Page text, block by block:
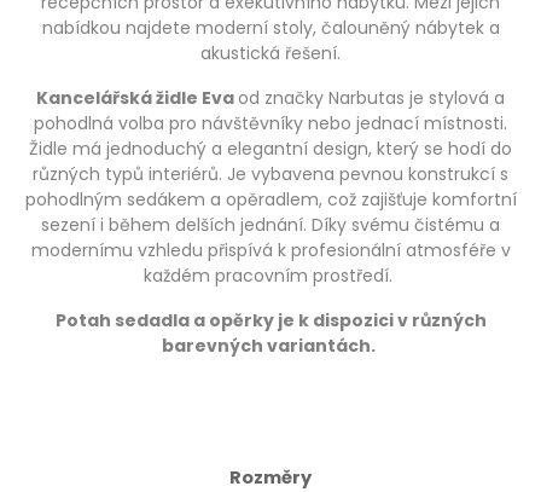
nabídkou najdete moderní stoly, čalouněný nábytek a
akustická řešení.
Kancelářská židle Eva od značky Narbutas je stylová a
pohodlná volba pro návštěvníky nebo jednací místnosti.
Židle má jednoduchý a elegantní design, který se hodí do
různých typů interiérů. Je vybavena pevnou konstrukcí s
pohodlným sedákem a opěradlem, což zajišťuje komfortní
sezení i během delších jednání. Díky svému čistému a
modernímu vzhledu přispívá k profesionální atmosféře v
každém pracovním prostředí.
Potah sedadla a opěrky je k dispozici v různých
barevných variantách.
Rozměry